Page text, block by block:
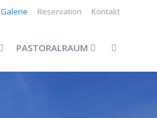
Galerie Reservation Kontakt
PASTORALRAUM